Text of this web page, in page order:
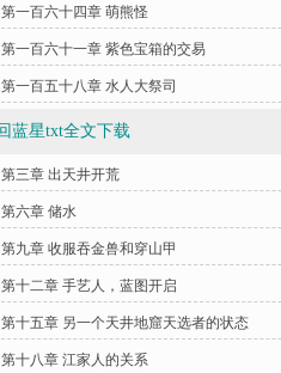
第一百六十四章 萌熊怪
第一百六十一章 紫色宝箱的交易
第一百五十八章 水人大祭司
蓝星txt全文下载
第三章 出天井开荒
第六章 储水
第九章 收服吞金兽和穿山甲
第十二章 手艺人，蓝图开启
第十五章 另一个天井地窟天选者的状态
第十八章 江家人的关系